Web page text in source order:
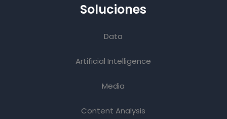
Soluciones
Data
Artificial Intelligence
Media
Content Analysis